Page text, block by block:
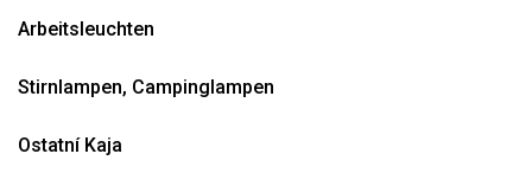
Arbeitsleuchten
Stirnlampen, Campinglampen
Ostatní Kaja